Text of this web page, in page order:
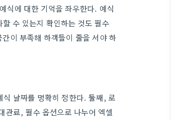
식에 대한 기억을 좌우한다. 예식
수 있는지 확인하는 것도 필수
이 부족해 하객들이 줄을 서야 하
날짜를 명확히 정한다. 둘째, 로
관료, 필수 옵션으로 나누어 엑셀